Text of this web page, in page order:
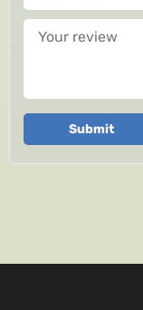
Your review
Submit